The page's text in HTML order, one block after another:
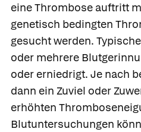
eine Thrombose auftritt
genetisch bedingten
gesucht werden.
oder mehrere
oder erniedrigt. Je nach
dann ein Zuviel oder
erhöhten
Blutuntersuchungen